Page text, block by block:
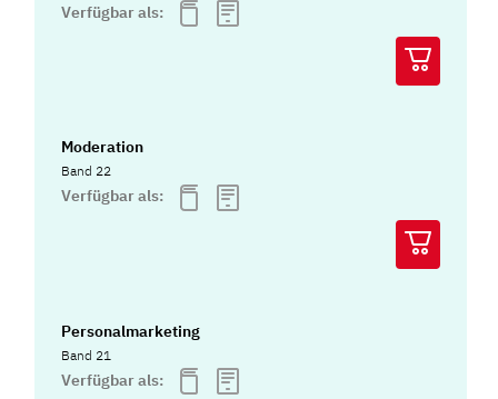
Verfügbar als:
Moderation
Band 22
Verfügbar als:
Personalmarketing
Band 21
Verfügbar als: